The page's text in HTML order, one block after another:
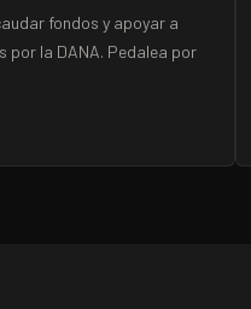
fondos y apoyar a
por la DANA. Pedalea por